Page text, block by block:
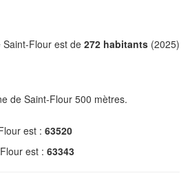
Flour est de 272 habitants (2025)
de Saint-Flour 500 mètres.
est : 63520
est : 63343